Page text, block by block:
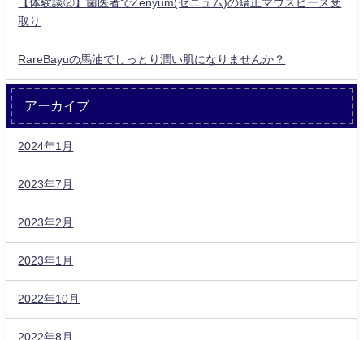
【体験談②】歯医者でZenyum(ゼニュム)の矯正マウスピース受
取り
RareBayuの馬油でしっとり潤い肌になりませんか？
アーカイブ
2024年1月
2023年7月
2023年2月
2023年1月
2022年10月
2022年8月